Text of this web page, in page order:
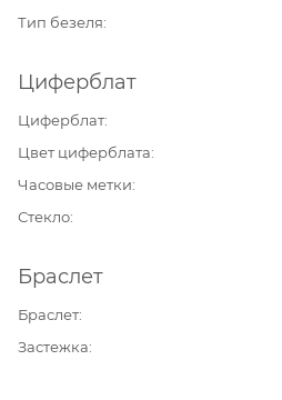
Тип безеля
Циферблат
Циферблат
Цвет циферблата
Часовые метки
Стекло
Браслет
Браслет
Застежка